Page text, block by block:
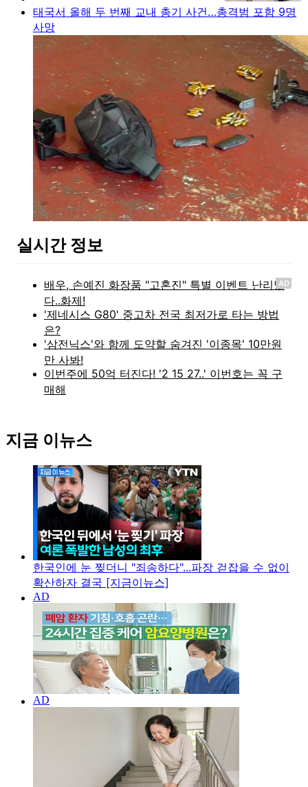
태국서 올해 두 번째 교내 총기 사건…총격범 포함 9명
사망
실시간 정보
AD
지금 이뉴스
한국인에 눈 찢더니 "죄송하다"...파장 걷잡을 수 없이
확산하자 결국 [지금이뉴스]